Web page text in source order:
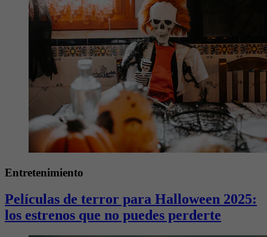
Entretenimiento
Películas de terror para Halloween 2025:
los estrenos que no puedes perderte